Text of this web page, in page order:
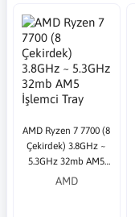
AMD Ryzen 7 7700 (8
Çekirdek) 3.8GHz ~
5.3GHz 32mb AM5
İşlemci Tray (Fansız)
AMD